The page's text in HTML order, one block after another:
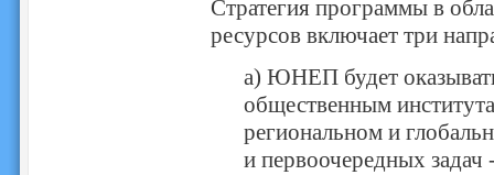
Стратегия программы в
ресурсов включает три
a) ЮНЕП будет
общественным
региональном и
и первоочередных задач